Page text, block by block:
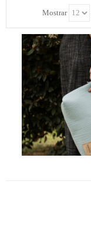
Mostrar